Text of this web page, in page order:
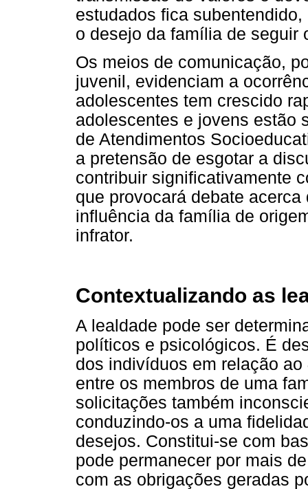
estudados fica
o desejo da família de seguir
Os meios de comunicação,
juvenil, evidenciam a
adolescentes tem crescido
adolescentes e jovens estão
de Atendimentos
a pretensão de esgotar a
contribuir significativamente
que provocará debate
influência da família de
infrator.
Contextualizando as
A lealdade pode ser
políticos e psicológicos. É
dos indivíduos em relação ao
entre os membros de uma
solicitações também
conduzindo-os a uma
desejos. Constitui-se com
pode permanecer por mais
com as obrigações geradas